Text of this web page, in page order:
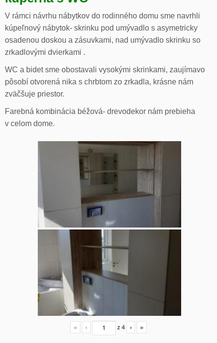
V rámci návrhu nábytkov do rodinného domu sme navrhli
kúpeľnový nábytok- skrinku pod umývadlo s asymetricky
osadenou doskou a zásuvkami, nad umývadlo skrinku so
zrkadlovými dvierkami .
WC a bidet sme obostavali vysokými skrinkami, zaujímavo
pôsobí otvorená nika s chrbtom zo zrkadla, krásne nám
zväčšuje priestor.
Farebná kombinácia béžová- drevodekor nám prebieha
v celom dome.
« ‹ z4 › »